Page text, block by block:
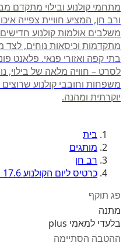
מתחמי קולנוע ובילוי מתקדם
ורב חן, המציע חוויית צפייה
משלבים אולמות קולנוע
מתקדמות וכיסאות נוחים, לצד
בתי קפה ואזורי פנאי.
לסרט – חוויה מלאה של בילוי,
משפחות וחובבי קולנוע
יוקרתית ומהנה.
בית
מותגים
רב חן
כרטיס ליום הקולנוע 17.6 במתנה
פג תוקף
מתנה
בלעדי למאמי plus
ההטבה הסתיימה